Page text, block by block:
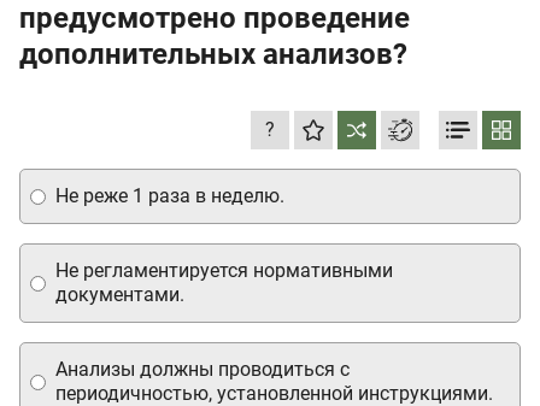
предусмотрено проведение
дополнительных анализов?
?
Анализы должны проводиться с
периодичностью, установленной инструкциями.
Не реже 1 раза в неделю.
Не регламентируется нормативными
документами.